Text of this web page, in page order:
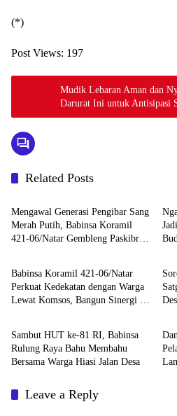
(*)
Post Views: 197
Mudik Lebaran Aman dan
Darurat Ini untuk Antisipasi
Related Posts
Berita
Mengawal Generasi Pengibar Sang
Merah Putih, Babinsa Koramil
421-06/Natar Gembleng Paskibra
Berita
Babinsa Koramil 421-06/Natar
Perkuat Kedekatan dengan Warga
Lewat Komsos, Bangun Sinergi di
Berita
Sambut HUT ke-81 RI, Babinsa
Rulung Raya Bahu Membahu
Bersama Warga Hiasi Jalan Desa
Leave a Reply